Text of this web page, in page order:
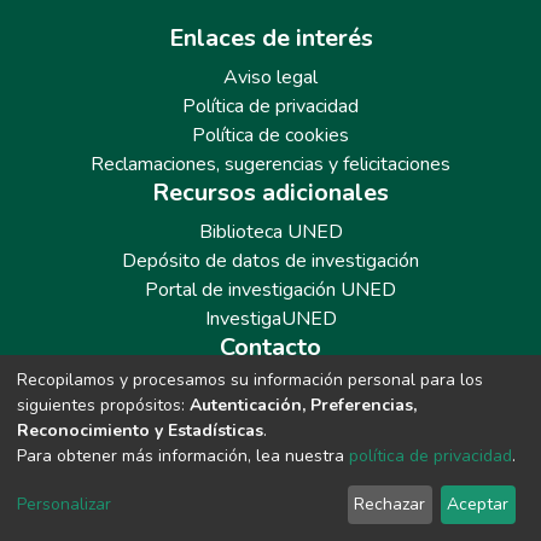
Enlaces de interés
Aviso legal
Política de privacidad
Política de cookies
Reclamaciones, sugerencias y felicitaciones
Recursos adicionales
Biblioteca UNED
Depósito de datos de investigación
Portal de investigación UNED
InvestigaUNED
Contacto
Teléfono: 913986562 / 6643 / 6633 / 8766
Correo: repositoriobiblioteca@adm.uned.es
Recopilamos y procesamos su información personal para los
siguientes propósitos: Autenticación, Preferencias,
Reconocimiento y Estadísticas.
Para obtener más información, lea nuestra política de privacidad.
Personalizar Rechazar Aceptar